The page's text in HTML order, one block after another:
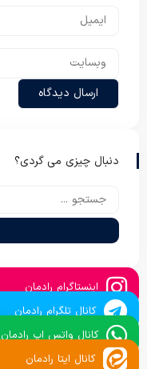
دنبال چیزی می گردی؟
اینستاگرام رادمان
کانال تلگرام رادمان
کانال واتس اپ رادمان
کانال ایتا رادمان